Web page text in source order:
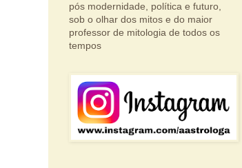
pós modernidade, política e futuro,
sob o olhar dos mitos e do maior
professor de mitologia de todos os
tempos